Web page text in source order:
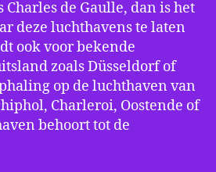
de Gaulle, dan is het
deze luchthavens te laten
ook voor bekende
zoals Düsseldorf of
op de luchthaven van
Charleroi, Oostende of
behoort tot de